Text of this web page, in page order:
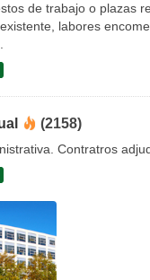
de trabajo o plazas
labores
(2158)
Contratros